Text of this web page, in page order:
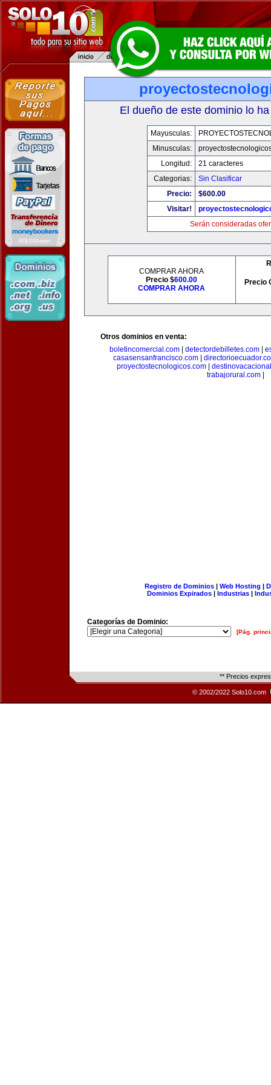
El dueño de este dominio lo
Mayusculas:
Minusculas:
Longitud:
21 caracteres
Categorias:
Sin Clasificar
Precio:
$600.00
Visitar!
Serán consideradas
COMPRAR AHORA
Precio $600.00
COMPRAR AHORA
Precio
Otros dominios en venta:
boletincomercial.com
detectordebilletes.com
casasensanfrancisco.com|
proyectostecnologicos.com|
trabajorural.com|
Registro de Dominios| Web Hosting |
Dominios Expirados | Industrias |
Categorías de Dominio:
[Pág.
** Precios
© 2002/2022 Solo10.com